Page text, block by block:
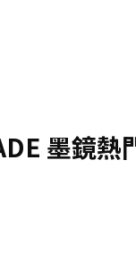
墨鏡熱